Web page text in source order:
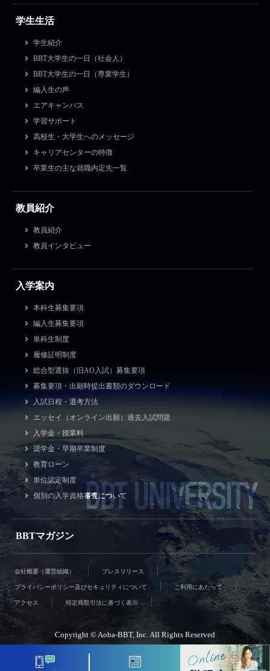
学生生活
学生紹介
BBT大学生の一日（社会人）
BBT大学生の一日（専業学生）
編入生の声
エアキャンパス
学習サポート
高校生・大学生へのメッセージ
キャリアセンターの特徴
卒業生の主な就職内定先一覧
教員紹介
教員紹介
教員インタビュー
入学案内
本科生募集要項
編入生募集要項
単科生制度
履修証明制度
総合型選抜（旧AO入試）募集要項
募集要項・出願時提出書類のダウンロード
入試日程・選考方法
エッセイ（オンライン出願）過去入試問題
入学金・授業料
奨学金・早期卒業制度
教育ローン
単位認定制度
個別の入学資格審査について
BBTマガジン
BBT UNIVERSITY
会社概要（運営組織） プレスリリース
プライバシーポリシー及びセキュリティについて ご利用にあたって
アクセス 特定商取引法に基づく表示
Copyright © Aoba-BBT, Inc. All Rights Reserved